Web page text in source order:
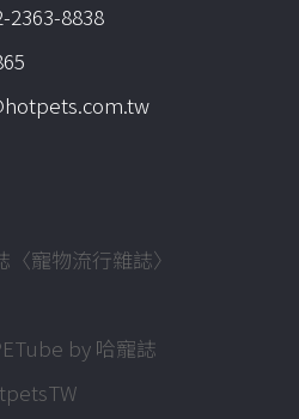
2363-8838
〈寵物流行雜誌〉
by 哈寵誌